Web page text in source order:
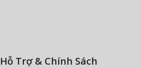
Hỗ Trợ & Chính Sách